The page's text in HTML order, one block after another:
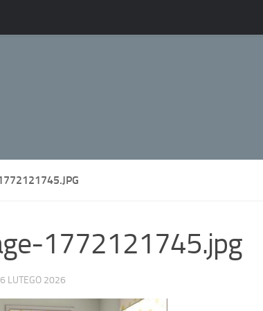
1772121745.jpg
LUTEGO 2026